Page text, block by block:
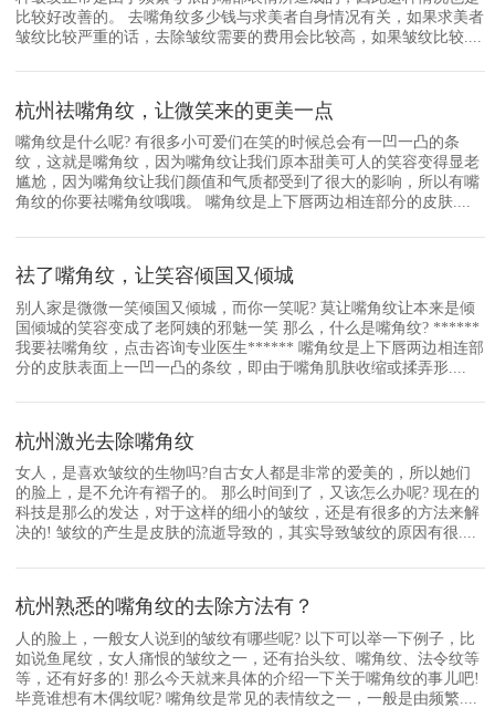
比较好改善的。 去嘴角纹多少钱与求美者自身情况有关，如果求美者
皱纹比较严重的话，去除皱纹需要的费用会比较高，如果皱纹比较....
杭州祛嘴角纹，让微笑来的更美一点
嘴角纹是什么呢? 有很多小可爱们在笑的时候总会有一凹一凸的条
纹，这就是嘴角纹，因为嘴角纹让我们原本甜美可人的笑容变得显老
尴尬，因为嘴角纹让我们颜值和气质都受到了很大的影响，所以有嘴
角纹的你要祛嘴角纹哦哦。 嘴角纹是上下唇两边相连部分的皮肤....
祛了嘴角纹，让笑容倾国又倾城
别人家是微微一笑倾国又倾城，而你一笑呢? 莫让嘴角纹让本来是倾
国倾城的笑容变成了老阿姨的邪魅一笑 那么，什么是嘴角纹? ******
我要祛嘴角纹，点击咨询专业医生****** 嘴角纹是上下唇两边相连部
分的皮肤表面上一凹一凸的条纹，即由于嘴角肌肤收缩或揉弄形....
杭州激光去除嘴角纹
女人，是喜欢皱纹的生物吗?自古女人都是非常的爱美的，所以她们
的脸上，是不允许有褶子的。 那么时间到了，又该怎么办呢? 现在的
科技是那么的发达，对于这样的细小的皱纹，还是有很多的方法来解
决的! 皱纹的产生是皮肤的流逝导致的，其实导致皱纹的原因有很....
杭州熟悉的嘴角纹的去除方法有？
人的脸上，一般女人说到的皱纹有哪些呢? 以下可以举一下例子，比
如说鱼尾纹，女人痛恨的皱纹之一，还有抬头纹、嘴角纹、法令纹等
等，还有好多的! 那么今天就来具体的介绍一下关于嘴角纹的事儿吧!
毕竟谁想有木偶纹呢? 嘴角纹是常见的表情纹之一，一般是由频繁....